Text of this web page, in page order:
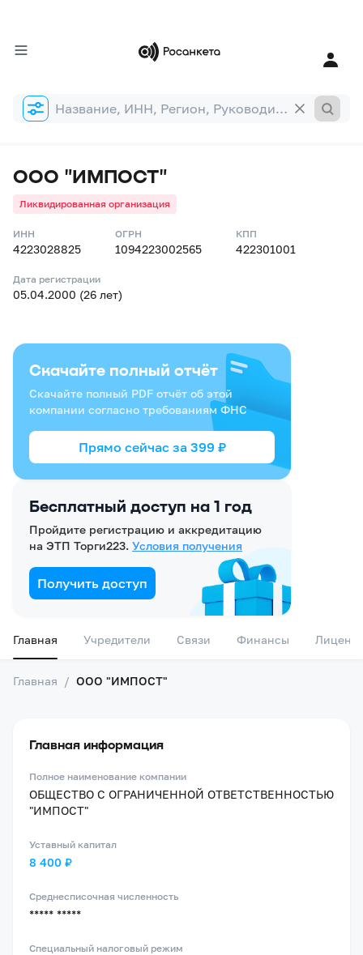
Форма
поиска
ООО "ИМПОСТ"
Ликвидированная организация
ИНН
4223028825
ОГРН
1094223002565
КПП
422301001
Дата регистрации
05.04.2000 (26 лет)
Бесплатный доступ на 1 год
Пройдите регистрацию и аккредитацию
на ЭТП Торги223. Условия получения
Получить доступ
Скачайте полный отчёт
Скачайте полный PDF отчёт об этой
компании согласно требованиям ФНС
Прямо сейчас за 399 ₽
Главная Учредители Связи Финансы
Главная / ООО "ИМПОСТ"
Главная информация
Полное наименование компании
ОБЩЕСТВО С ОГРАНИЧЕННОЙ ОТВЕТСТВЕННОСТЬЮ
"ИМПОСТ"
Уставный капитал
8 400 ₽
Среднесписочная численность
***** *****
Специальный налоговый режим